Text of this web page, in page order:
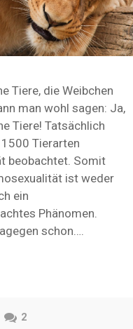
Tiere, die Weibchen
man wohl sagen: Ja,
Tiere! Tatsächlich
Tierarten
beobachtet. Somit
ist weder
ein
Phänomen.
schon….
2